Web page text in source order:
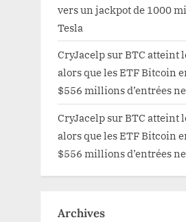
vers un jackpot de 1000
Tesla
CryJacelp surBTC atteint
alors que les ETF Bitcoin
$556 millions d’entrées
CryJacelp surBTC atteint
alors que les ETF Bitcoin
$556 millions d’entrées
Archives